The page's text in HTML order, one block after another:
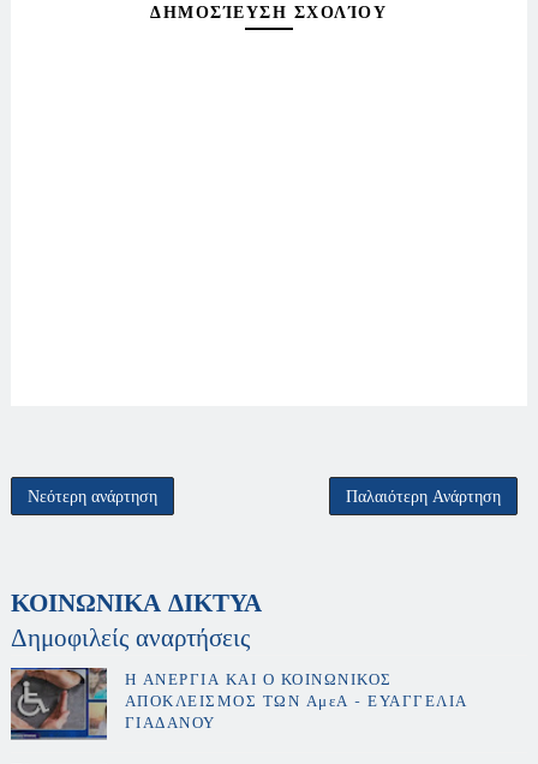
ΔΗΜΟΣΊΕΥΣΗ ΣΧΟΛΊΟΥ
Νεότερη ανάρτηση Παλαιότερη Ανάρτηση
ΚΟΙΝΩΝΙΚΑ ΔΙΚΤΥΑ
Δημοφιλείς αναρτήσεις
Η ΑΝΕΡΓΙΑ ΚΑΙ Ο ΚΟΙΝΩΝΙΚΟΣ
ΑΠΟΚΛΕΙΣΜΟΣ ΤΩΝ ΑμεΑ - ΕΥΑΓΓΕΛΙΑ
ΓΙΑΔΑΝΟΥ